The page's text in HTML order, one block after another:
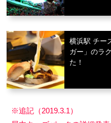
横浜駅 チー
ガー」のラ
た！
※追記（2019.3.1）